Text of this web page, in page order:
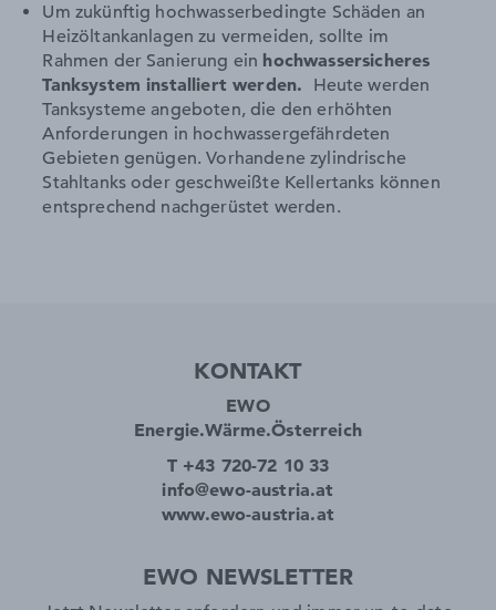
Um zukünftig hochwasserbedingte Schäden an
Heizöltankanlagen zu vermeiden, sollte im
Rahmen der Sanierung ein hochwassersicheres
Tanksystem installiert werden.
Heute werden
Tanksysteme angeboten, die den erhöhten
Anforderungen in hochwassergefährdeten
Gebieten genügen. Vorhandene zylindrische
Stahltanks oder geschweißte Kellertanks können
entsprechend nachgerüstet werden.
KONTAKT
EWO
Energie.Wärme.Österreich
T +43 720-72 10 33
info@ewo-austria.at
www.ewo-austria.at
EWO NEWSLETTER